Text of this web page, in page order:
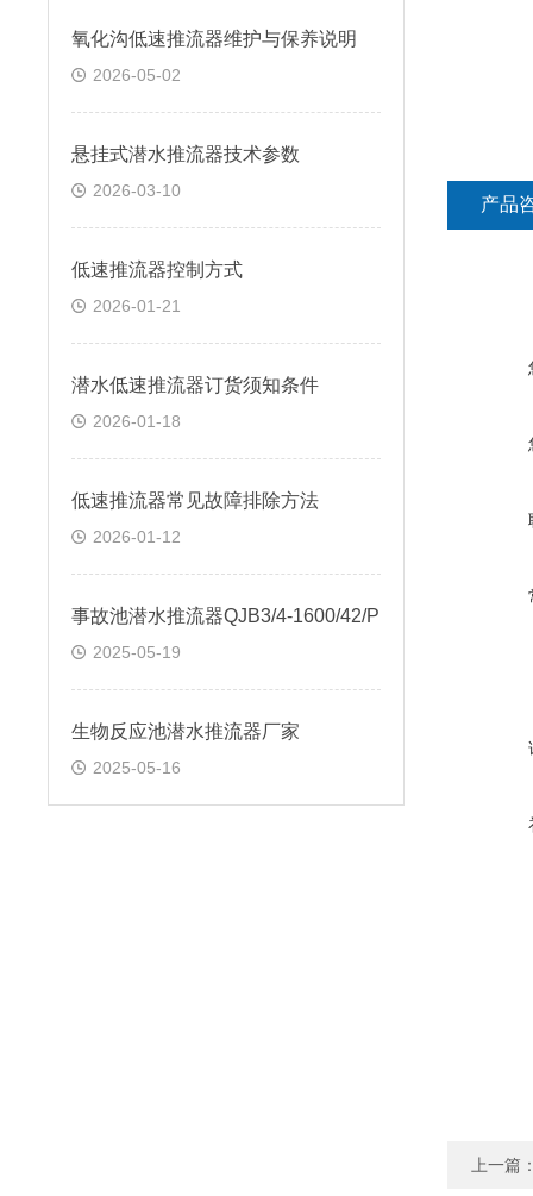
氧化沟低速推流器维护与保养说明
2026-05-02
悬挂式潜水推流器技术参数
2026-03-10
低速推流器控制方式
2026-01-21
潜水低速推流器订货须知条件
2026-01-18
低速推流器常见故障排除方法
2026-01-12
事故池潜水推流器QJB3/4-1600/42/P
2025-05-19
生物反应池潜水推流器厂家
2025-05-16
产品
上一篇